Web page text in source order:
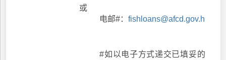
或
电邮#：fishloans@afcd.gov.hk
#如以电子方式递交已填妥的表格